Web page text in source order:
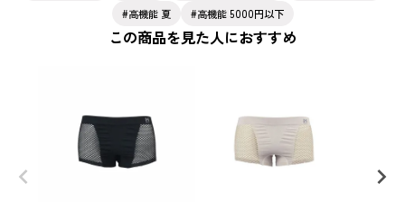
高機能 夏
高機能 5000円以下
この商品を見た人におすすめ